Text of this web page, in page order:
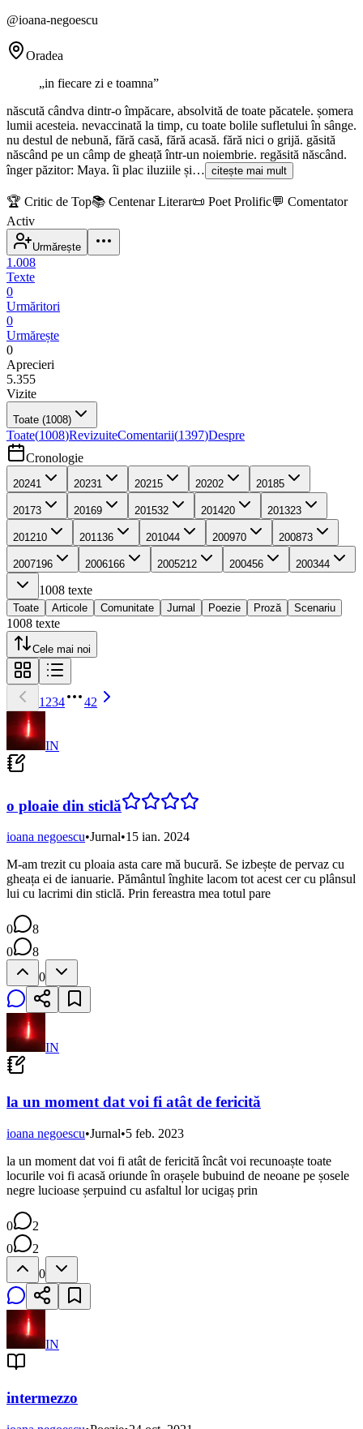
@ioana-negoescu
Oradea
„in fiecare zi e toamna”
născută cândva dintr-o împăcare, absolvită de toate păcatele. șomera
lumii acesteia. nevaccinată la timp, cu toate bolile sufletului în sânge.
nu destul de nebună, fără casă, fără acasă. fără nici o grijă. găsită
născând pe un câmp de gheață într-un noiembrie. regăsită născând.
înger păzitor: Maya. îi plac iluziile și… citește mai mult
🏆 Critic de Top📚 Centenar Literar📜 Poet Prolific💬 Comentator
Activ
Urmărește
1.008
Texte
0
Urmăritori
0
Urmărește
0
Aprecieri
5.355
Vizite
Toate (1008)
Toate(1008)RevizuiteComentarii(1397)Despre
Cronologie
20241 20231 2021 5 20202 20185
20173 20169 201532 201420 201323
201210 2011 36 201044 200970 200873
2007196 2006166 2005212 200456 200344
1008 texte
Toate Articole Comunitate Jurnal Poezie Proză Scenariu
1008 texte
Cele mai noi
1 234 42
IN
o ploaie din sticlă
ioana negoescu•Jurnal•15 ian. 2024
M-am trezit cu ploaia asta care mă bucură. Se izbește de pervaz cu
gheața ei de ianuarie. Pământul înghite lacom tot acest cer cu plânsul
lui cu lacrimi din sticlă. Prin fereastra mea totul pare
0
8
0
8
0
IN
la un moment dat voi fi atât de fericită
ioana negoescu•Jurnal•5 feb. 2023
la un moment dat voi fi atât de fericită încât voi recunoaște toate
locurile voi fi acasă oriunde în orașele bubuind de neoane pe șosele
negre lucioase șerpuind cu asfaltul lor ucigaș prin
0
2
0
2
0
IN
intermezzo